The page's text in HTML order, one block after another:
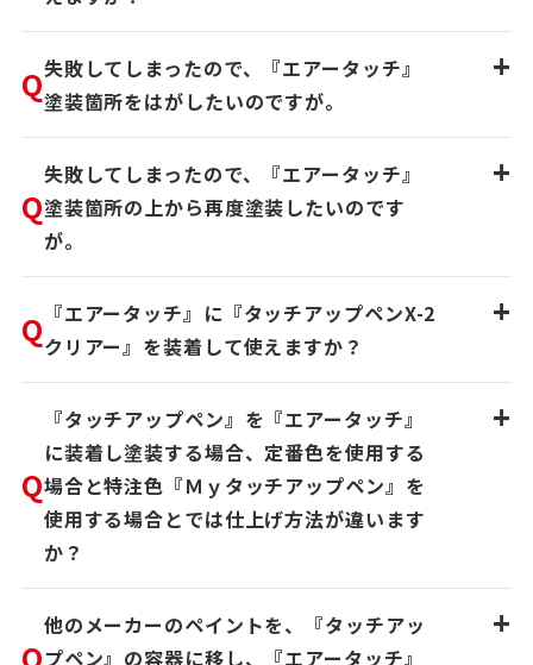
Q失敗してしまったので、『エアータッチ』
塗装箇所をはがしたいのですが。
+
Q
失敗してしまったので、『エアータッチ』
塗装箇所の上から再度塗装したいのです
が。
+
Q 『エアータッチ』に『タッチアップペンX-2
クリアー』を装着して使えますか？
+
Q
『タッチアップペン』を『エアータッチ』
に装着し塗装する場合、定番色を使用する
場合と特注色『Ｍｙタッチアップペン』を
使用する場合とでは仕上げ方法が違います
か？
+
他のメーカーのペイントを、『タッチアッ
プペン』の容器に移し、『エアータッチ』
+